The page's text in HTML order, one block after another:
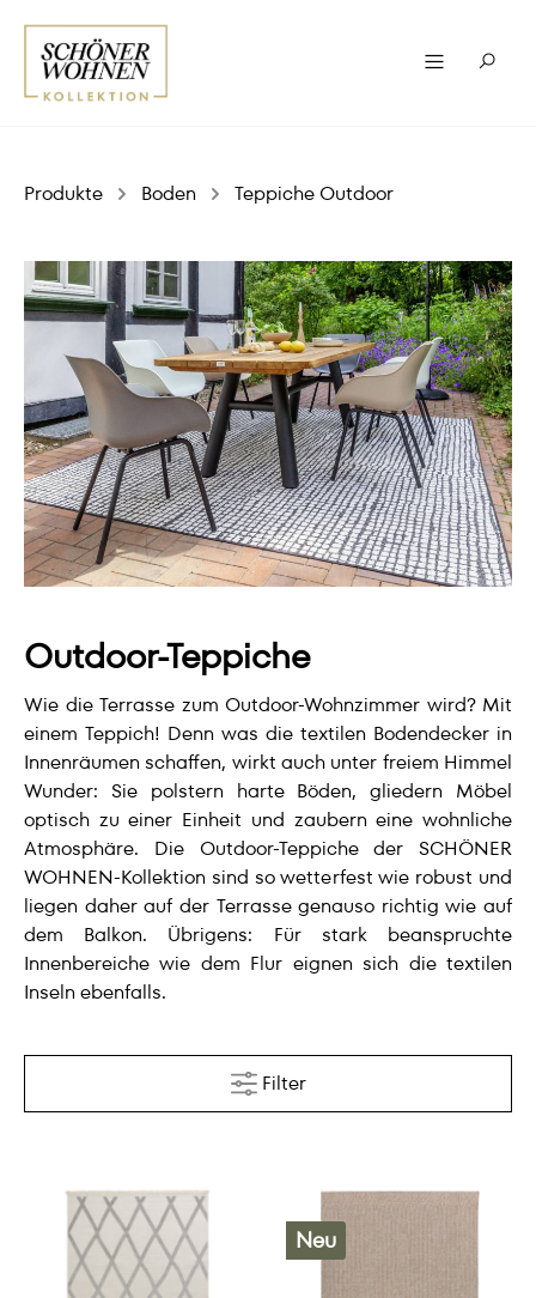
Produkte Boden Teppiche Outdoor
Outdoor-Teppiche
Wie die Terrasse zum Outdoor-Wohnzimmer wird? Mit
einem Teppich! Denn was die textilen Bodendecker in
Innenräumen schaffen, wirkt auch unter freiem Himmel
Wunder: Sie polstern harte Böden, gliedern Möbel
optisch zu einer Einheit und zaubern eine wohnliche
Atmosphäre. Die Outdoor-Teppiche der SCHÖNER
WOHNEN-Kollektion sind so wetterfest wie robust und
liegen daher auf der Terrasse genauso richtig wie auf
dem Balkon. Übrigens: Für stark beanspruchte
Innenbereiche wie dem Flur eignen sich die textilen
Inseln ebenfalls.
Filter
Neu